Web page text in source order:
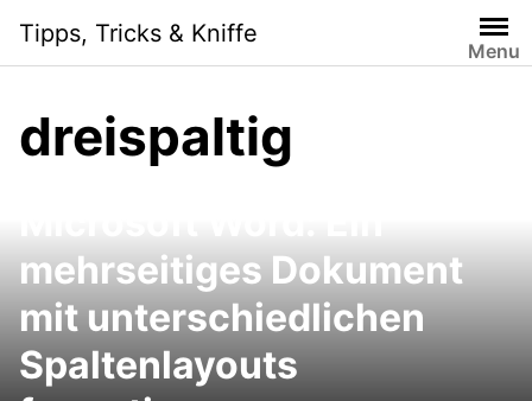
content
Tipps, Tricks & Kniffe
Menu
dreispaltig
mehrseitiges Dokument
mit unterschiedlichen
Spaltenlayouts